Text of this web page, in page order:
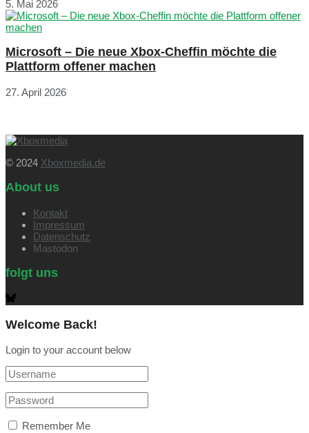
5. Mai 2026
Microsoft – Die neue Xbox-Cheffin möchte die
Plattform offener machen
27. April 2026
© 2024 Xboxmedia.de
About us
Kontakt
Impressum
Datenschutz
Mastodon
folgt uns
Welcome Back!
Login to your account below
Remember Me